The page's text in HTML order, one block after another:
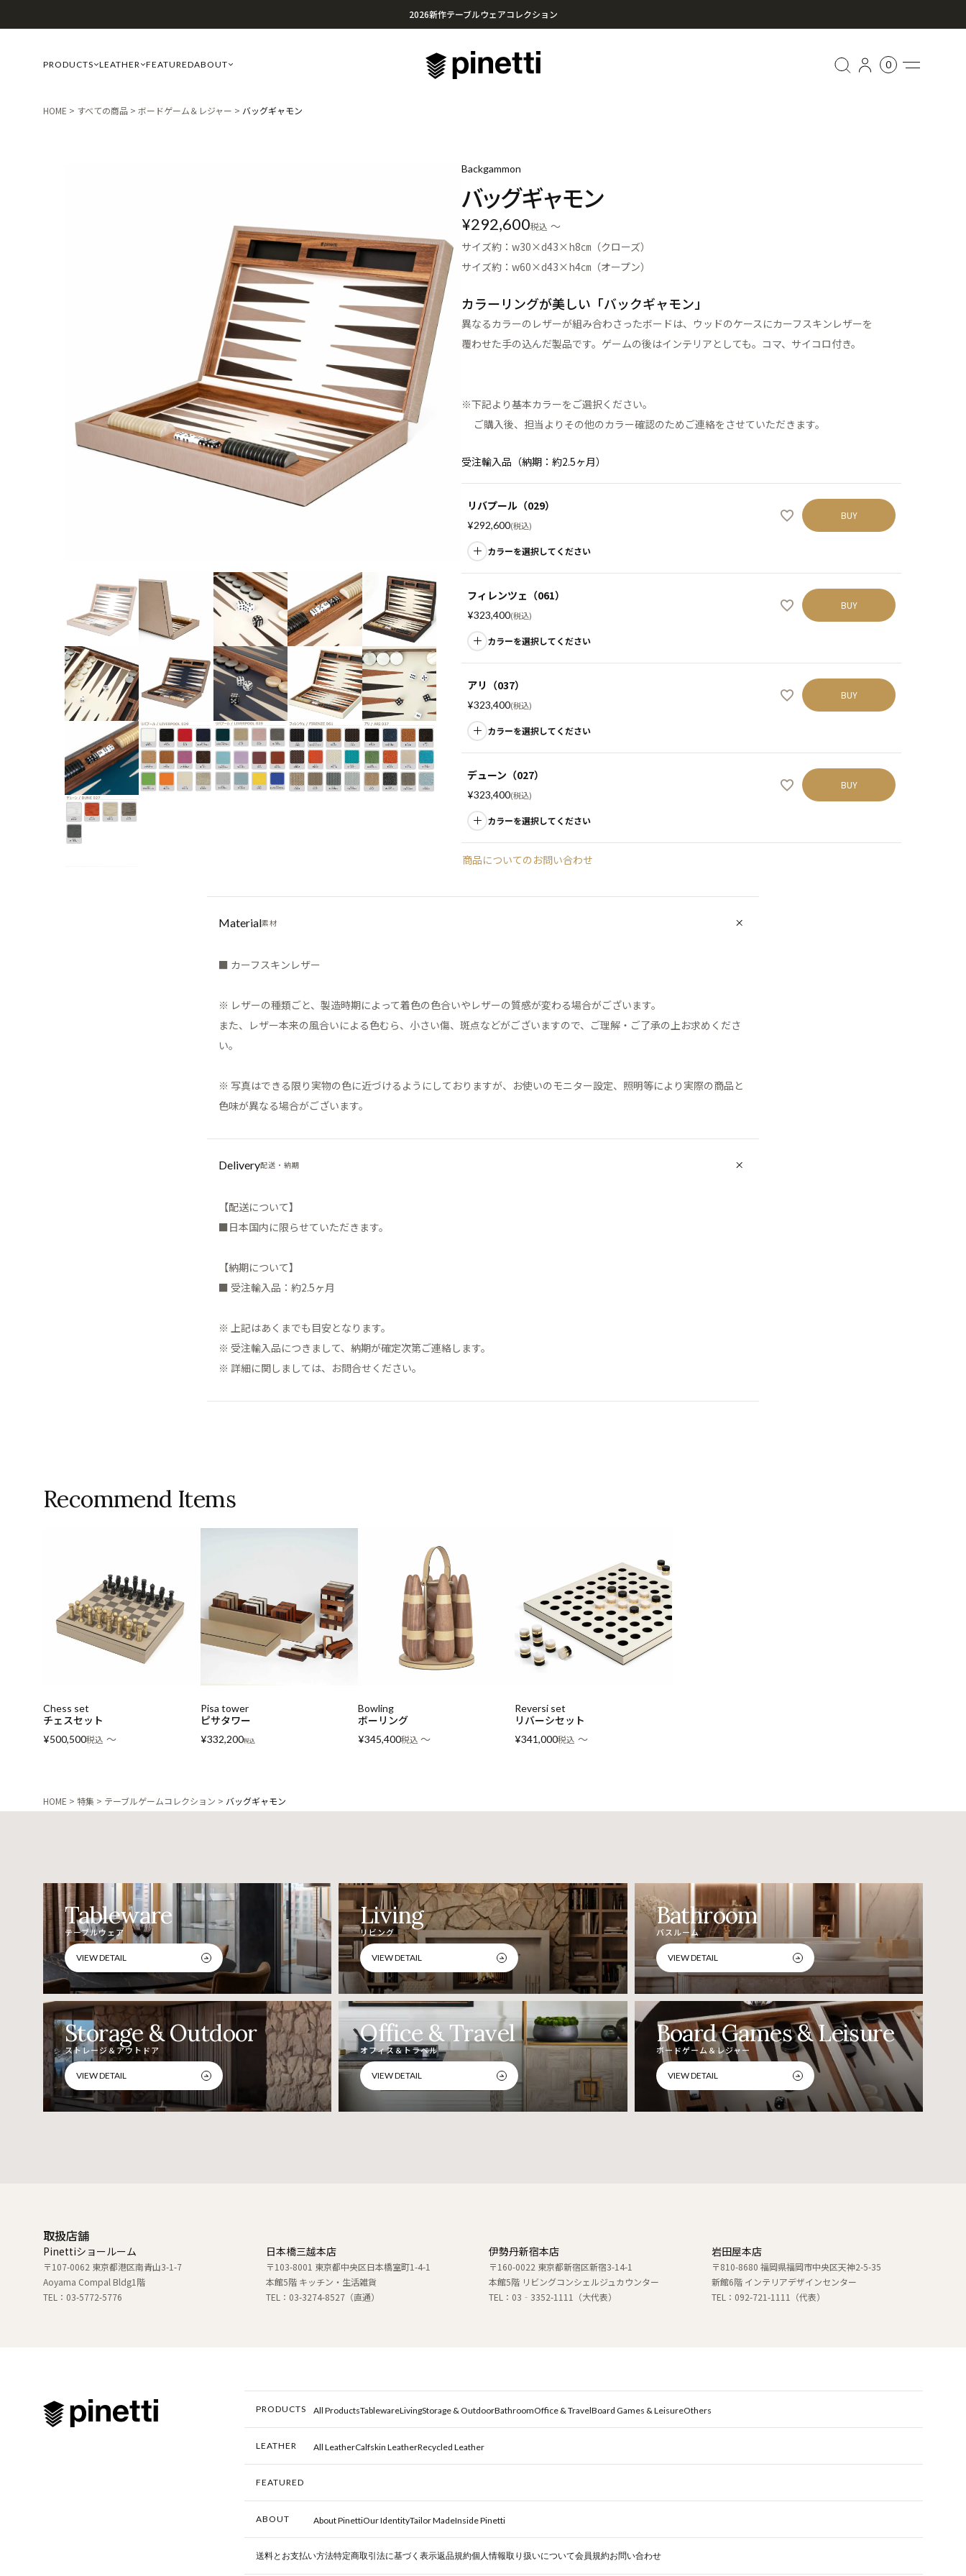
2026新作テーブルウェアコレクション
¥20,000円以上のお買い上げで送料無料
PRODUCTS LEATHER FEATUREDABOUT 0
HOME すべての商品 ボードゲーム＆レジャー バッグギャモン
Backgammon
バッグギャモン
¥292,600税込 〜
サイズ約：w30×d43×h8㎝（クローズ）
サイズ約：w60×d43×h4㎝（オープン）
カラーリングが美しい「バックギャモン」
異なるカラーのレザーが組み合わさったボードは、ウッドのケースにカーフスキンレザーを
覆わせた手の込んだ製品です。ゲームの後はインテリアとしても。コマ、サイコロ付き。
※下記より基本カラーをご選択ください。
ご購入後、担当よりその他のカラー確認のためご連絡をさせていただきます。
受注輸入品（納期：約2.5ヶ月）
リバプール（029）
¥292,600 税込
BUY
カラーを選択してください
フィレンツェ（061）
¥323,400 税込
BUY
カラーを選択してください
アリ（037）
¥323,400 税込
BUY
カラーを選択してください
デューン（027）
¥323,400 税込
BUY
カラーを選択してください
商品についてのお問い合わせ
Material素材
■ カーフスキンレザー
※ レザーの種類ごと、製造時期によって着色の色合いやレザーの質感が変わる場合がございます。
また、レザー本来の風合いによる色むら、小さい傷、斑点などがございますので、ご理解・ご了承の上お求めくださ
い。
※ 写真はできる限り実物の色に近づけるようにしておりますが、お使いのモニター設定、照明等により実際の商品と
色味が異なる場合がございます。
Delivery配送・納期
【配送について】
■日本国内に限らせていただきます。
【納期について】
■ 受注輸入品：約2.5ヶ月
※ 上記はあくまでも目安となります。
※ 受注輸入品につきまして、納期が確定次第ご連絡します。
※ 詳細に関しましては、お問合せください。
Recommend Items
Chess set
チェスセット
¥500,500税込 〜
Pisa tower
ピサタワー
¥332,200税込
Bowling
ボーリング
¥345,400税込 〜
Reversi set
リバーシセット
¥341,000税込 〜
HOME 特集 テーブルゲームコレクション バッグギャモン
Tableware
テーブルウェア
VIEW DETAIL
Living
リビング
VIEW DETAIL
Bathroom
バスルーム
VIEW DETAIL
Storage & Outdoor
ストレージ＆アウトドア
VIEW DETAIL
Office & Travel
オフィス＆トラベル
VIEW DETAIL
Board Games & Leisure
ボードゲーム＆レジャー
VIEW DETAIL
取扱店舗
Pinettiショールーム
〒107-0062 東京都港区南青山3-1-7
Aoyama Compal Bldg1階
TEL：03-5772-5776
日本橋三越本店
〒103-8001 東京都中央区日本橋室町1-4-1
本館5階 キッチン・生活雑貨
TEL：03-3274-8527（直通）
伊勢丹新宿本店
〒160-0022 東京都新宿区新宿3-14-1
本館5階 リビングコンシェルジュカウンター
TEL：03‐3352-1111（大代表）
岩田屋本店
〒810-8680 福岡県福岡市中央区天神2-5-35
新館6階 インテリアデザインセンター
TEL：092-721-1111（代表）
PRODUCTS All ProductsTablewareLivingStorage & OutdoorBathroomOffice & TravelBoard Games & LeisureOthers
LEATHER All LeatherCalfskin LeatherRecycled Leather
FEATURED
ABOUT About PinettiOur IdentityTailor MadeInside Pinetti
送料とお支払い方法特定商取引法に基づく表示返品規約個人情報取り扱いについて会員規約お問い合わせ